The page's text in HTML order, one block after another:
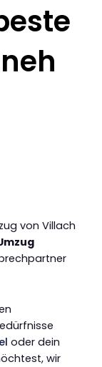
von Villach
oder dein
wir